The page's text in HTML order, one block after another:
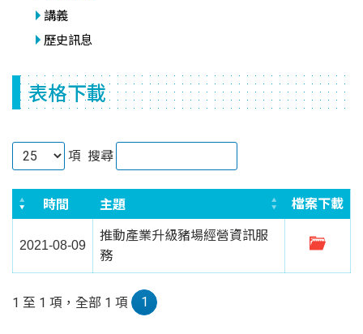
講義
歷史訊息
表格下載
項 搜尋
時間 主題 檔案下載
2021-08-09
推動產業升級豬場經營資訊服
務
1 至 1 項，全部 1 項 1